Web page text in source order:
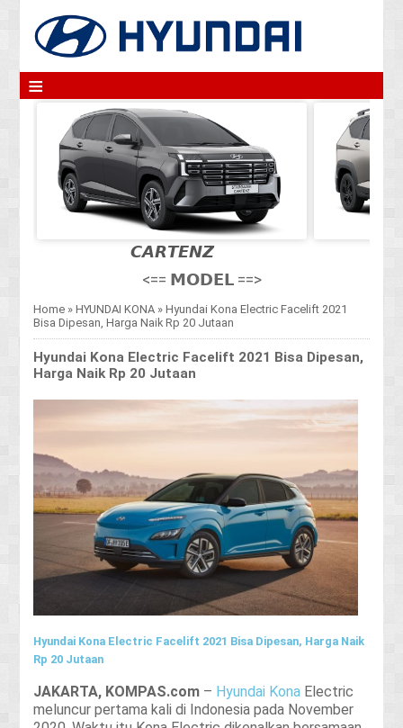
≡
𝘾𝘼𝙍𝙏𝙀𝙉𝙕
<== 𝗠𝗢𝗗𝗘𝗟 ==>
Home »HYUNDAI KONA »Hyundai Kona Electric Facelift 2021
Bisa Dipesan, Harga Naik Rp 20 Jutaan
Hyundai Kona Electric Facelift 2021 Bisa Dipesan,
Harga Naik Rp 20 Jutaan
Hyundai Kona Electric Facelift 2021 Bisa Dipesan, Harga Naik
Rp 20 Jutaan
JAKARTA, KOMPAS.com – Hyundai Kona Electric
meluncur pertama kali di Indonesia pada November